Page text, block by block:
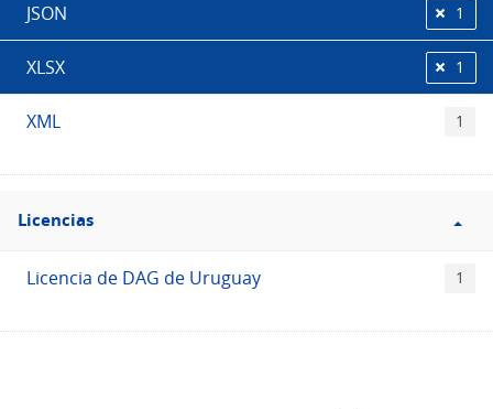
JSON 1
XLSX 1
XML 1
Filtro
Licencias
Licencias
Licencia de DAG de Uruguay 1